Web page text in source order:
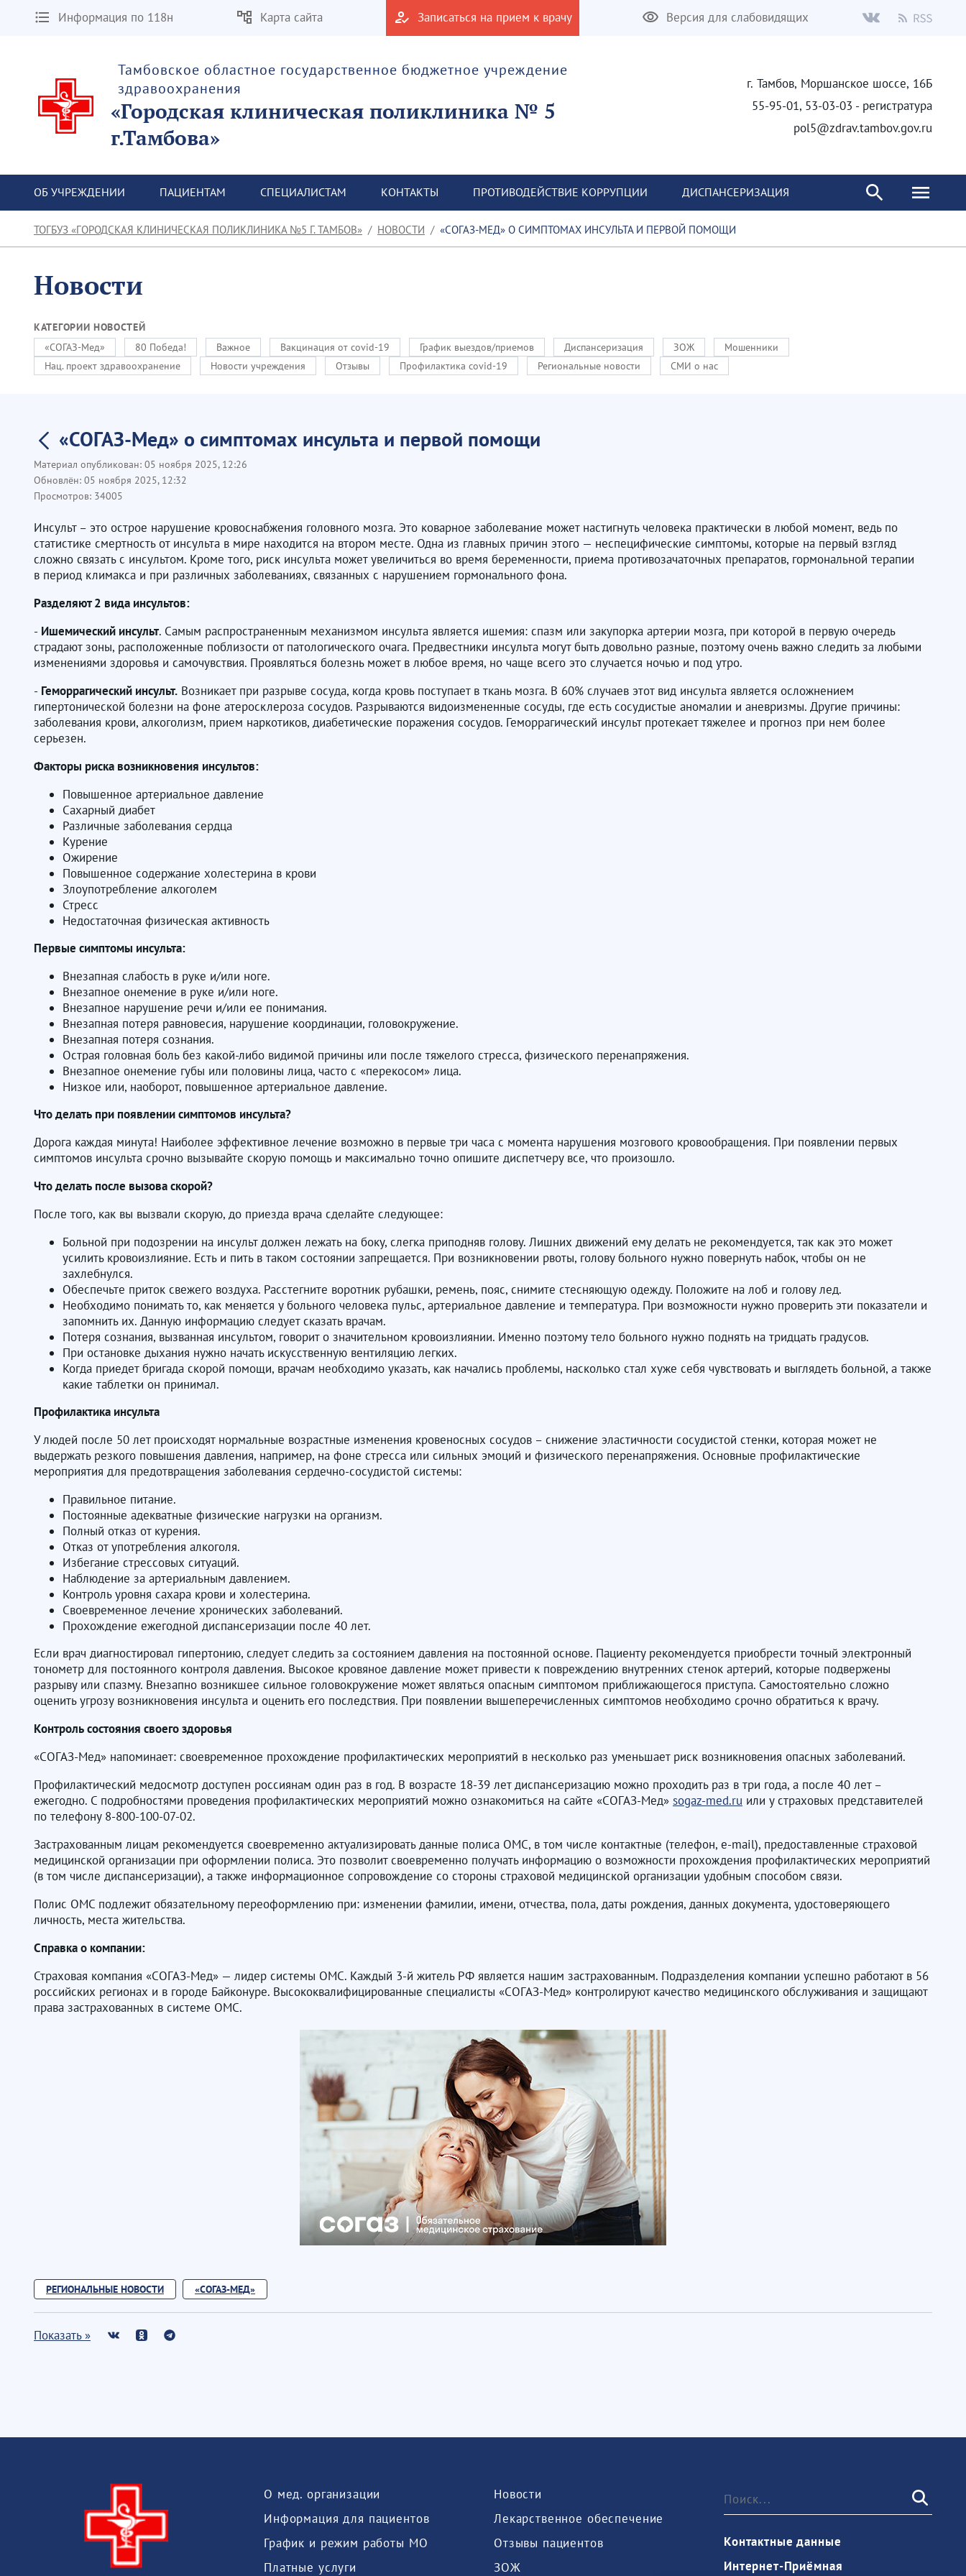
Информация по 118н Карта сайта Записаться на прием к врачу Версия для слабовидящих
Тамбовское областное государственное бюджетное учреждение
здравоохранения
«Городская клиническая поликлиника № 5
г.Тамбова»
г. Тамбов, Моршанское шоссе, 16Б
55-95-01, 53-03-03 - регистратура
pol5@zdrav.tambov.gov.ru
ОБ УЧРЕЖДЕНИИ ПАЦИЕНТАМ СПЕЦИАЛИСТАМ КОНТАКТЫ ПРОТИВОДЕЙСТВИЕ КОРРУПЦИИ ДИСПАНСЕРИЗАЦИЯ
ТОГБУЗ «ГОРОДСКАЯ КЛИНИЧЕСКАЯ ПОЛИКЛИНИКА №5 Г. ТАМБОВ» НОВОСТИ «СОГАЗ-МЕД» О СИМПТОМАХ ИНСУЛЬТА И ПЕРВОЙ ПОМОЩИ
Новости
КАТЕГОРИИ НОВОСТЕЙ
«СОГАЗ-Мед»
80 Победа! Важное Вакцинация от covid-19 График выездов/приемов Диспансеризация ЗОЖ
Мошенники
Нац. проект здравоохранение
Новости учреждения Отзывы Профилактика covid-19 Региональные новости СМИ о нас
«СОГАЗ-Мед» о симптомах инсульта и первой помощи
Материал опубликован: 05 ноября 2025, 12:26
Обновлён: 05 ноября 2025, 12:32
Просмотров: 34005
Инсульт – это острое нарушение кровоснабжения головного мозга. Это коварное заболевание может настигнуть человека практически в любой момент, ведь по
статистике смертность от инсульта в мире находится на втором месте. Одна из главных причин этого — неспецифические симптомы, которые на первый взгляд
сложно связать с инсультом. Кроме того, риск инсульта может увеличиться во время беременности, приема противозачаточных препаратов, гормональной терапии
в период климакса и при различных заболеваниях, связанных с нарушением гормонального фона.
Разделяют 2 вида инсультов:
- Ишемический инсульт. Самым распространенным механизмом инсульта является ишемия: спазм или закупорка артерии мозга, при которой в первую очередь
страдают зоны, расположенные поблизости от патологического очага. Предвестники инсульта могут быть довольно разные, поэтому очень важно следить за любыми
изменениями здоровья и самочувствия. Проявляться болезнь может в любое время, но чаще всего это случается ночью и под утро.
- Геморрагический инсульт. Возникает при разрыве сосуда, когда кровь поступает в ткань мозга. В 60% случаев этот вид инсульта является осложнением
гипертонической болезни на фоне атеросклероза сосудов. Разрываются видоизмененные сосуды, где есть сосудистые аномалии и аневризмы. Другие причины:
заболевания крови, алкоголизм, прием наркотиков, диабетические поражения сосудов. Геморрагический инсульт протекает тяжелее и прогноз при нем более
серьезен.
Факторы риска возникновения инсультов:
Повышенное артериальное давление
Сахарный диабет
Различные заболевания сердца
Курение
Ожирение
Повышенное содержание холестерина в крови
Злоупотребление алкоголем
Стресс
Недостаточная физическая активность
Первые симптомы инсульта:
Внезапная слабость в руке и/или ноге.
Внезапное онемение в руке и/или ноге.
Внезапное нарушение речи и/или ее понимания.
Внезапная потеря равновесия, нарушение координации, головокружение.
Внезапная потеря сознания.
Острая головная боль без какой-либо видимой причины или после тяжелого стресса, физического перенапряжения.
Внезапное онемение губы или половины лица, часто с «перекосом» лица.
Низкое или, наоборот, повышенное артериальное давление.
Что делать при появлении симптомов инсульта?
Дорога каждая минута! Наиболее эффективное лечение возможно в первые три часа с момента нарушения мозгового кровообращения. При появлении первых
симптомов инсульта срочно вызывайте скорую помощь и максимально точно опишите диспетчеру все, что произошло.
Что делать после вызова скорой?
После того, как вы вызвали скорую, до приезда врача сделайте следующее:
Больной при подозрении на инсульт должен лежать на боку, слегка приподняв голову. Лишних движений ему делать не рекомендуется, так как это может
усилить кровоизлияние. Есть и пить в таком состоянии запрещается. При возникновении рвоты, голову больного нужно повернуть набок, чтобы он не
захлебнулся.
Обеспечьте приток свежего воздуха. Расстегните воротник рубашки, ремень, пояс, снимите стесняющую одежду. Положите на лоб и голову лед.
Необходимо понимать то, как меняется у больного человека пульс, артериальное давление и температура. При возможности нужно проверить эти показатели и
запомнить их. Данную информацию следует сказать врачам.
Потеря сознания, вызванная инсультом, говорит о значительном кровоизлиянии. Именно поэтому тело больного нужно поднять на тридцать градусов.
При остановке дыхания нужно начать искусственную вентиляцию легких.
Когда приедет бригада скорой помощи, врачам необходимо указать, как начались проблемы, насколько стал хуже себя чувствовать и выглядеть больной, а также
какие таблетки он принимал.
Профилактика инсульта
У людей после 50 лет происходят нормальные возрастные изменения кровеносных сосудов – снижение эластичности сосудистой стенки, которая может не
выдержать резкого повышения давления, например, на фоне стресса или сильных эмоций и физического перенапряжения. Основные профилактические
мероприятия для предотвращения заболевания сердечно-сосудистой системы:
Правильное питание.
Постоянные адекватные физические нагрузки на организм.
Полный отказ от курения.
Отказ от употребления алкоголя.
Избегание стрессовых ситуаций.
Наблюдение за артериальным давлением.
Контроль уровня сахара крови и холестерина.
Своевременное лечение хронических заболеваний.
Прохождение ежегодной диспансеризации после 40 лет.
Если врач диагностировал гипертонию, следует следить за состоянием давления на постоянной основе. Пациенту рекомендуется приобрести точный электронный
тонометр для постоянного контроля давления. Высокое кровяное давление может привести к повреждению внутренних стенок артерий, которые подвержены
разрыву или спазму. Внезапно возникшее сильное головокружение может являться опасным симптомом приближающегося приступа. Самостоятельно сложно
оценить угрозу возникновения инсульта и оценить его последствия. При появлении вышеперечисленных симптомов необходимо срочно обратиться к врачу.
Контроль состояния своего здоровья
«СОГАЗ-Мед» напоминает: своевременное прохождение профилактических мероприятий в несколько раз уменьшает риск возникновения опасных заболеваний.
Профилактический медосмотр доступен россиянам один раз в год. В возрасте 18-39 лет диспансеризацию можно проходить раз в три года, а после 40 лет –
ежегодно. С подробностями проведения профилактических мероприятий можно ознакомиться на сайте «СОГАЗ-Мед» sogaz-med.ru или у страховых представителей
по телефону 8-800-100-07-02.
Застрахованным лицам рекомендуется своевременно актуализировать данные полиса ОМС, в том числе контактные (телефон, e-mail), предоставленные страховой
медицинской организации при оформлении полиса. Это позволит своевременно получать информацию о возможности прохождения профилактических мероприятий
(в том числе диспансеризации), а также информационное сопровождение со стороны страховой медицинской организации удобным способом связи.
Полис ОМС подлежит обязательному переоформлению при: изменении фамилии, имени, отчества, пола, даты рождения, данных документа, удостоверяющего
личность, места жительства.
Справка о компании:
Страховая компания «СОГАЗ-Мед» — лидер системы ОМС. Каждый 3-й житель РФ является нашим застрахованным. Подразделения компании успешно работают в 56
российских регионах и в городе Байконуре. Высококвалифицированные специалисты «СОГАЗ-Мед» контролируют качество медицинского обслуживания и защищают
права застрахованных в системе ОМС.
РЕГИОНАЛЬНЫЕ НОВОСТИ «СОГАЗ-МЕД»
Показать »
О мед. организации
Информация для пациентов
График и режим работы МО
Платные услуги
Новости
Лекарственное обеспечение
Отзывы пациентов
ЗОЖ
Контактные данные
Интернет-Приёмная